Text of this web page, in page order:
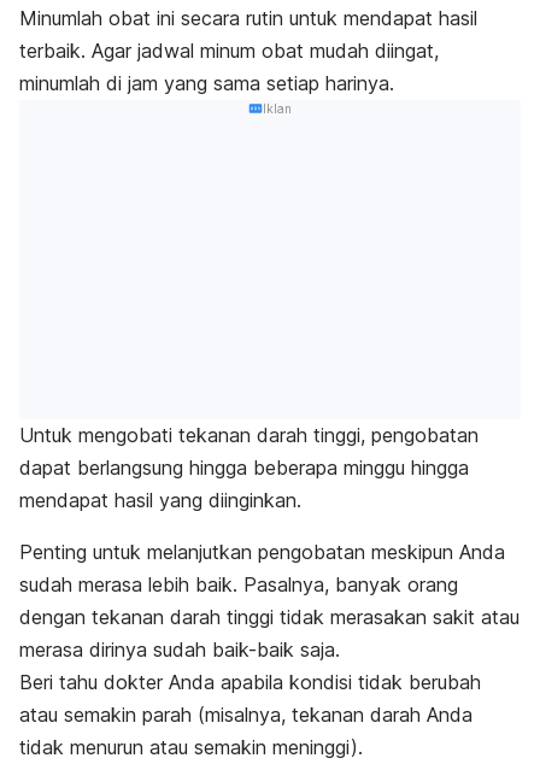
Minumlah obat ini secara rutin untuk mendapat hasil
terbaik. Agar jadwal minum obat mudah diingat,
minumlah di jam yang sama setiap harinya.
Iklan
Untuk mengobati tekanan darah tinggi, pengobatan
dapat berlangsung hingga beberapa minggu hingga
mendapat hasil yang diinginkan.
Penting untuk melanjutkan pengobatan meskipun Anda
sudah merasa lebih baik. Pasalnya, banyak orang
dengan tekanan darah tinggi tidak merasakan sakit atau
merasa dirinya sudah baik-baik saja.
Beri tahu dokter Anda apabila kondisi tidak berubah
atau semakin parah (misalnya, tekanan darah Anda
tidak menurun atau semakin meninggi).